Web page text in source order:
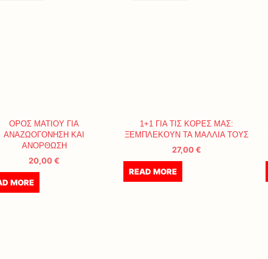
ΟΡΟΣ ΜΑΤΙΟΥ ΓΙΑ
ΑΝΑΖΩΟΓΟΝΗΣΗ ΚΑΙ
ΑΝΟΡΘΩΣΗ
20,00€
MORE
1+1 ΓΙΑ ΤΙΣ ΚΟΡΕΣ ΜΑΣ:
ΞΕΜΠΛΕΚΟΥΝ ΤΑ ΜΑΛΛΙΑ ΤΟΥΣ
27,00€
READ MORE